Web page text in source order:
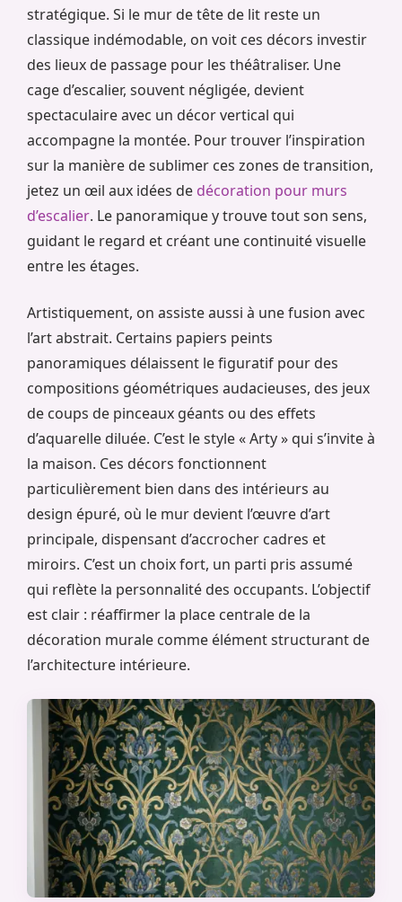
stratégique. Si le mur de tête de lit reste un
classique indémodable, on voit ces décors investir
des lieux de passage pour les théâtraliser. Une
cage d’escalier, souvent négligée, devient
spectaculaire avec un décor vertical qui
accompagne la montée. Pour trouver l’inspiration
sur la manière de sublimer ces zones de transition,
jetez un œil aux idées de décoration pour murs
d’escalier. Le panoramique y trouve tout son sens,
guidant le regard et créant une continuité visuelle
entre les étages.
Artistiquement, on assiste aussi à une fusion avec
l’art abstrait. Certains papiers peints
panoramiques délaissent le figuratif pour des
compositions géométriques audacieuses, des jeux
de coups de pinceaux géants ou des effets
d’aquarelle diluée. C’est le style « Arty » qui s’invite à
la maison. Ces décors fonctionnent
particulièrement bien dans des intérieurs au
design épuré, où le mur devient l’œuvre d’art
principale, dispensant d’accrocher cadres et
miroirs. C’est un choix fort, un parti pris assumé
qui reflète la personnalité des occupants. L’objectif
est clair : réaffirmer la place centrale de la
décoration murale comme élément structurant de
l’architecture intérieure.